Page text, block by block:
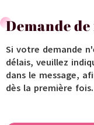
Demande
Si votre demande
délais, veuillez
dans le message,
dès la première fois.